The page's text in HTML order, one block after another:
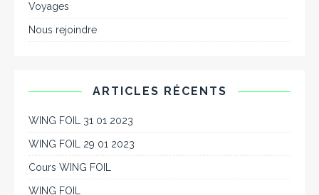
Voyages
Nous rejoindre
ARTICLES RÉCENTS
WING FOIL 31 01 2023
WING FOIL 29 01 2023
Cours WING FOIL
WING FOIL